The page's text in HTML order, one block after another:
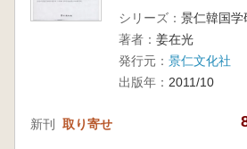
シリーズ： 景仁韓国学
著者： 姜在光
発行元： 景仁文化社
出版年： 2011/10
新刊 取り寄せ